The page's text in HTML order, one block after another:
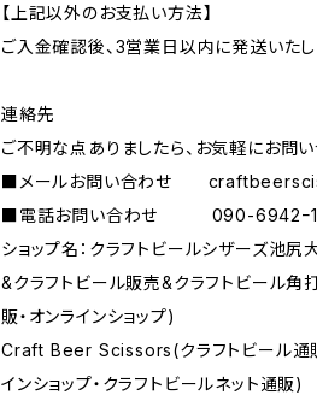
【上記以外のお支払い方法】
ご入金確認後、3営業日以内に発送いたし
連絡先
ご不明な点ありましたら、お気軽にお問い
■メールお問い合わせ
■電話お問い合わせ 090-6942ｰ
ショップ名：クラフトビールシザーズ池尻
&クラフトビール販売&クラフトビール角
販・オンラインショップ)
Craft Beer Scissors(クラフトビール通販
インショップ・クラフトビールネット通販)